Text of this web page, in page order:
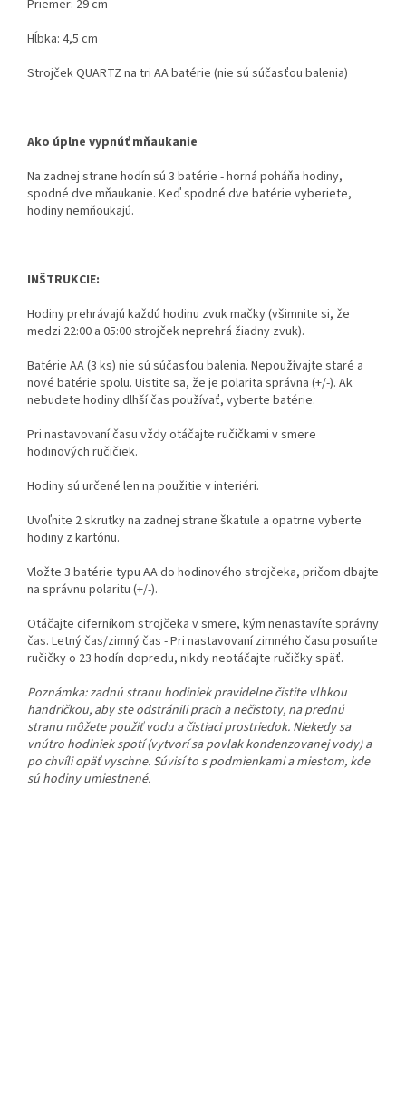
Priemer: 29 cm
Hĺbka: 4,5 cm
Strojček QUARTZ na tri AA batérie (nie sú súčasťou balenia)
Ako úplne vypnúť mňaukanie
Na zadnej strane hodín sú 3 batérie - horná poháňa hodiny,
spodné dve mňaukanie. Keď spodné dve batérie vyberiete,
hodiny nemňoukajú.
INŠTRUKCIE:
Hodiny prehrávajú každú hodinu zvuk mačky (všimnite si, že
medzi 22:00 a 05:00 strojček neprehrá žiadny zvuk).
Batérie AA (3 ks) nie sú súčasťou balenia. Nepoužívajte staré a
nové batérie spolu. Uistite sa, že je polarita správna (+/-). Ak
nebudete hodiny dlhší čas používať, vyberte batérie.
Pri nastavovaní času vždy otáčajte ručičkami v smere
hodinových ručičiek.
Hodiny sú určené len na použitie v interiéri.
Uvoľnite 2 skrutky na zadnej strane škatule a opatrne vyberte
hodiny z kartónu.
Vložte 3 batérie typu AA do hodinového strojčeka, pričom dbajte
na správnu polaritu (+/-).
Otáčajte ciferníkom strojčeka v smere, kým nenastavíte správny
čas. Letný čas/zimný čas - Pri nastavovaní zimného času posuňte
ručičky o 23 hodín dopredu, nikdy neotáčajte ručičky späť.
Poznámka: zadnú stranu hodiniek pravidelne čistite vlhkou
handričkou, aby ste odstránili prach a nečistoty, na prednú
stranu môžete použiť vodu a čistiaci prostriedok. Niekedy sa
vnútro hodiniek spotí (vytvorí sa povlak kondenzovanej vody) a
po chvíli opäť vyschne. Súvisí to s podmienkami a miestom, kde
sú hodiny umiestnené.